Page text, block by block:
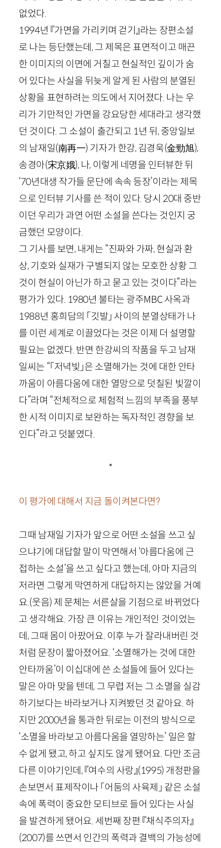
없었다.
1994년 『가면을 가리키며 걷기』라는 장편소설
로 나는 등단했는데, 그 제목은 표면적이고 매끈
한 이미지의 이면에 거칠고 현실적인 깊이가 숨
어 있다는 사실을 뒤늦게 알게 된 사람의 분열된
상황을 표현하려는 의도에서 지어졌다. 나는 우
리가 기만적인 가면을 강요당한 세대라고 생각했
던 것이다. 그 소설이 출간되고 1년 뒤, 중앙일보
의 남재일(南再一) 기자가 한강, 김경욱(金勁旭),
송경아(宋京娥), 나, 이렇게 네명을 인터뷰한 뒤
‘70년대생 작가들 문단에 속속 등장’이라는 제목
으로 인터뷰 기사를 쓴 적이 있다. 당시 20대 중반
이던 우리가 과연 어떤 소설을 쓴다는 것인지 궁
금했던 모양이다.
그 기사를 보면, 내게는 “진짜와 가짜, 현실과 환
상, 기호와 실재가 구별되지 않는 모호한 상황 그
것이 현실이 아닌가 하고 묻고 있는 것이다”라는
평가가 있다. 1980년 불타는 광주MBC 사옥과
1988년 홍희담의 「깃발」 사이의 분열상태가 나
를 이런 세계로 이끌었다는 것은 이제 더 설명할
필요는 없겠다. 반면 한강씨의 작품을 두고 남재
일씨는 “「저녁빛」은 소멸해가는 것에 대한 안타
까움이 아름다움에 대한 열망으로 덧칠된 빛깔이
다”라며 “전체적으로 체험적 느낌의 부족을 풍부
한 시적 이미지로 보완하는 독자적인 경향을 보
인다”라고 덧붙였다.
*
이 평가에 대해서 지금 돌이켜본다면?
그때 남재일 기자가 앞으로 어떤 소설을 쓰고 싶
으냐기에 대답할 말이 막연해서 ‘아름다움에 근
접하는 소설’을 쓰고 싶다고 했는데, 아마 지금의
저라면 그렇게 막연하게 대답하지는 않았을 거예
요.(웃음) 제 문체는 서른살을 기점으로 바뀌었다
고 생각해요. 가장 큰 이유는 개인적인 것이었는
데, 그때 몸이 아팠어요. 이후 누가 잘라내버린 것
처럼 문장이 짧아졌어요. ‘소멸해가는 것에 대한
안타까움’이 이십대에 쓴 소설들에 들어 있다는
말은 아마 맞을 텐데, 그 무렵 저는 그 소멸을 실감
하기보다는 바라보거나 지켜봤던 것 같아요. 하
지만 2000년을 통과한 뒤로는 이전의 방식으로
‘소멸을 바라보고 아름다움을 열망하는’ 일은 할
수 없게 됐고, 하고 싶지도 않게 됐어요. 다만 조금
다른 이야기인데, 『여수의 사랑』(1995) 개정판을
손보면서 표제작이나 「어둠의 사육제」 같은 소설
속에 폭력이 중요한 모티브로 들어 있다는 사실
을 발견하게 됐어요. 세번째 장편 『채식주의자』
(2007)를 쓰면서 인간의 폭력과 결백의 가능성에